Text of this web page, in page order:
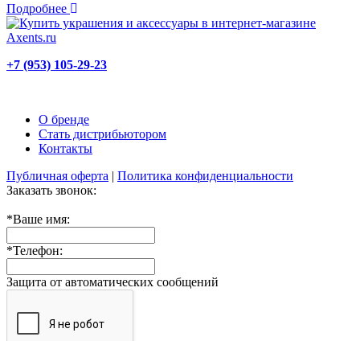
Подробнее
+7 (953) 105-29-23
О бренде
Стать дистрибьютором
Контакты
Публичная оферта | Политика конфиденциальности
Заказать звонок:
*Ваше имя:
*Телефон:
Защита от автоматических сообщений